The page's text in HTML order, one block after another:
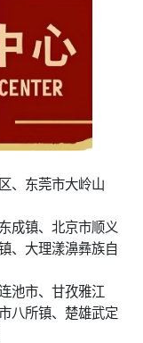
、东莞市大岭山
成镇、北京市顺义
、大理漾濞彝族自
池市、甘孜雅江
八所镇、楚雄武定